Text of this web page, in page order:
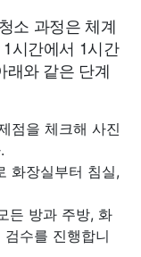
소 과정은 체계
시간에서 1시간
래와 같은 단계
점을 체크해 사진
화장실부터 침실,
든 방과 주방, 화
수를 진행합니